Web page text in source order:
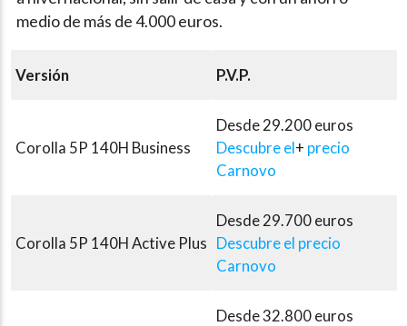
medio de más de 4.000 euros.
Versión P.V.P.
Corolla 5P 140H Business
Desde 29.200 euros
Descubre el+ precio
Carnovo
Corolla 5P 140H Active Plus
Desde 29.700 euros
Descubre el precio
Carnovo
Desde 32.800 euros